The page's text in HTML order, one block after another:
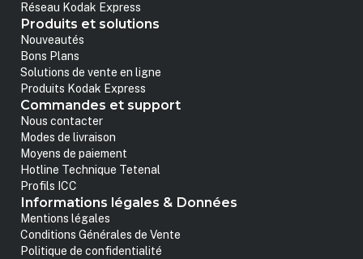
Réseau Kodak Express
Produits et solutions
Nouveautés
Bons Plans
Solutions de vente en ligne
Produits Kodak Express
Commandes et support
Nous contacter
Modes de livraison
Moyens de paiement
Hotline Technique Tetenal
Profils ICC
Informations légales & Données
Mentions légales
Conditions Générales de Vente
Politique de confidentialité